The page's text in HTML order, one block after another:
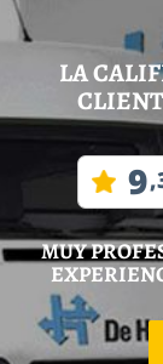
LA
MUY